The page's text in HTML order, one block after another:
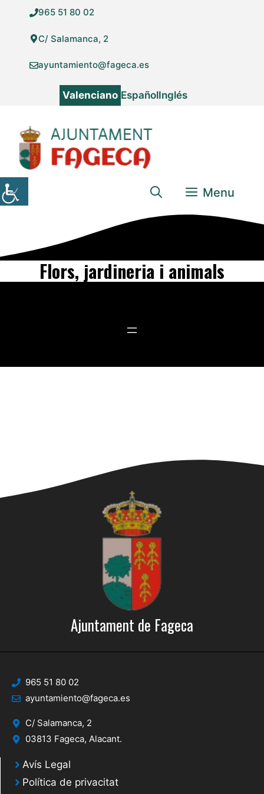
contingut
965 51 80 02
C/ Salamanca, 2
ayuntamiento@fageca.es
Valenciano EspañolInglés
Menu
Flors, jardineria i animals
Ajuntament de Fageca
965 51 80 02
ayuntamiento@fageca.es
C/ Salamanca, 2
03813 Fageca, Alacant.
Avís Legal
Política de privacitat